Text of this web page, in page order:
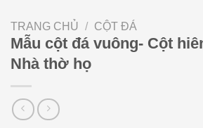
TRANG CHỦ / CỘT ĐÁ
Mẫu cột đá vuông- Cột
Nhà thờ họ